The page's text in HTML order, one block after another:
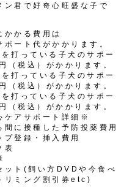
ン君で好奇心旺盛な子で
かかる費用は
ポート代がかかります。
打っている子犬のサポー
（税込）がかかります。
打っている子犬のサポー
（税込）がかかります。
打っている子犬のサポー
（税込）がかかります。
ケアサポート詳細※
に接種した予防投薬費用
登録・挿入費用
表
ット(飼い方DVDや今食べ
リミング割引券etc)